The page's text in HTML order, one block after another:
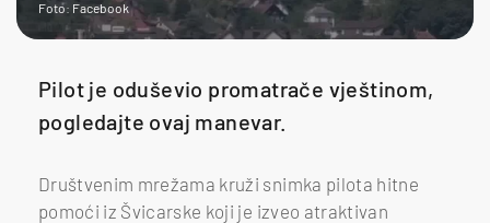
Foto: Facebook
Pilot je oduševio promatrače vještinom,
pogledajte ovaj manevar.
Društvenim mrežama kruži snimka pilota hitne
pomoći iz Švicarske koji je izveo atraktivan